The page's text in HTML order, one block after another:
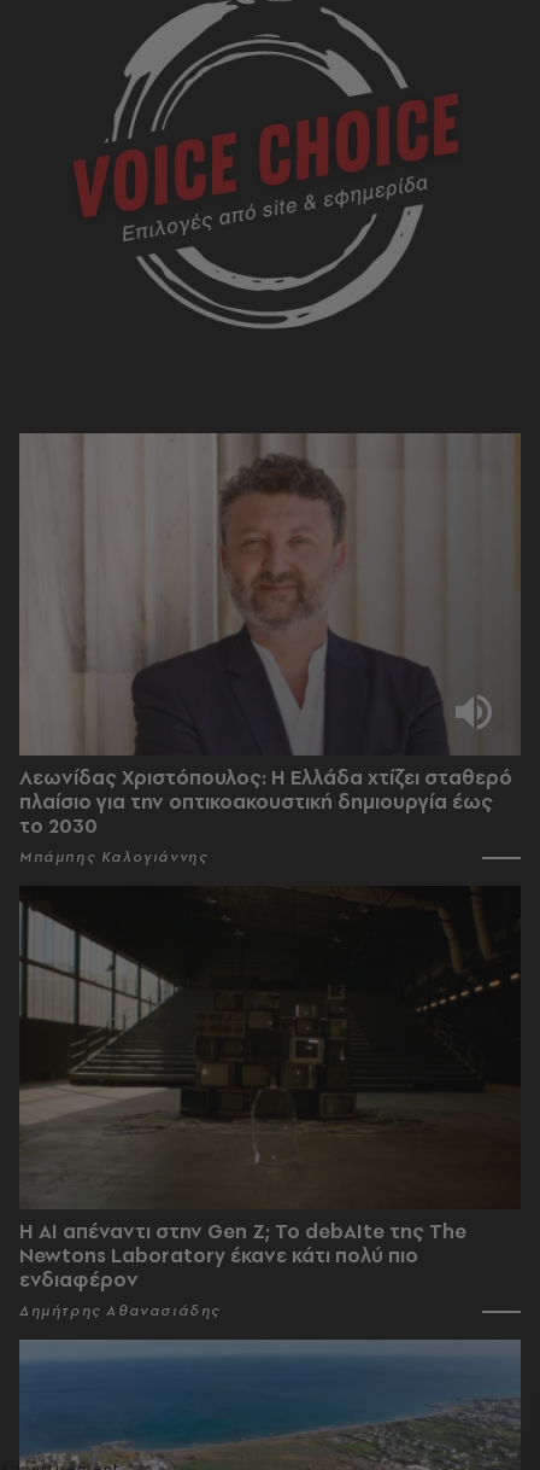
Λεωνίδας Χριστόπουλος: Η Ελλάδα χτίζει σταθερό
πλαίσιο για την οπτικοακουστική δημιουργία έως
το 2030
Μπάμπης Καλογιάννης
Η AI απέναντι στην Gen Z; Το debAIte της The
Newtons Laboratory έκανε κάτι πολύ πιο
ενδιαφέρον
Δημήτρης Αθανασιάδης